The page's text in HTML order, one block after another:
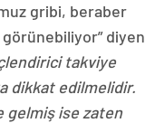
gribi, beraber
diyen
takviye
dikkat edilmelidir.
gelmiş ise zaten